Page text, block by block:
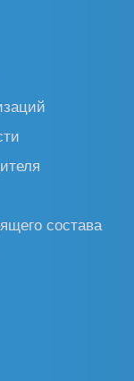
состава